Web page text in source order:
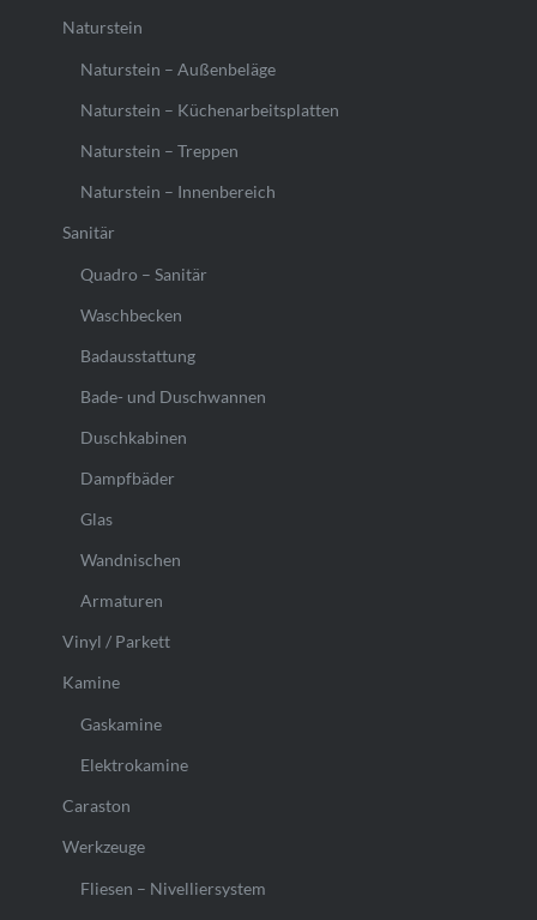
Naturstein
Naturstein – Außenbeläge
Naturstein – Küchenarbeitsplatten
Naturstein – Treppen
Naturstein – Innenbereich
Sanitär
Quadro – Sanitär
Waschbecken
Badausstattung
Bade- und Duschwannen
Duschkabinen
Dampfbäder
Glas
Wandnischen
Armaturen
Vinyl / Parkett
Kamine
Gaskamine
Elektrokamine
Caraston
Werkzeuge
Fliesen – Nivelliersystem